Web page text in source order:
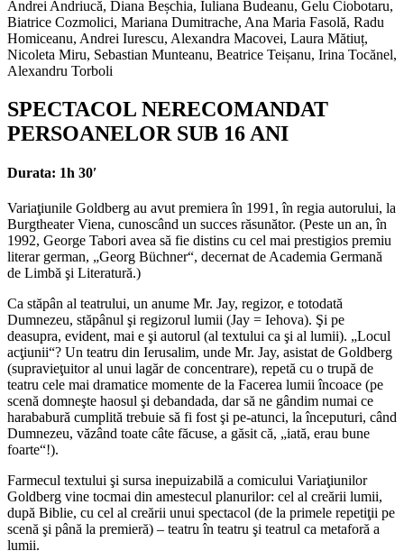
Andrei Andriucă, Diana Beșchia, Iuliana Budeanu, Gelu Ciobotaru,
Biatrice Cozmolici, Mariana Dumitrache, Ana Maria Fasolă, Radu
Homiceanu, Andrei Iurescu, Alexandra Macovei, Laura Mătiuț,
Nicoleta Miru, Sebastian Munteanu, Beatrice Teișanu, Irina Tocănel,
Alexandru Torboli
SPECTACOL NERECOMANDAT
PERSOANELOR SUB 16 ANI
Durata: 1h 30′
Variaţiunile Goldberg au avut premiera în 1991, în regia autorului, la
Burgtheater Viena, cunoscând un succes răsunător. (Peste un an, în
1992, George Tabori avea să fie distins cu cel mai prestigios premiu
literar german, „Georg Büchner“, decernat de Academia Germană
de Limbă şi Literatură.)
Ca stăpân al teatrului, un anume Mr. Jay, regizor, e totodată
Dumnezeu, stăpânul şi regizorul lumii (Jay = Iehova). Şi pe
deasupra, evident, mai e şi autorul (al textului ca şi al lumii). „Locul
acţiunii“? Un teatru din Ierusalim, unde Mr. Jay, asistat de Goldberg
(supravieţuitor al unui lagăr de concentrare), repetă cu o trupă de
teatru cele mai dramatice momente de la Facerea lumii încoace (pe
scenă domneşte haosul şi debandada, dar să ne gândim numai ce
harababură cumplită trebuie să fi fost şi pe-atunci, la începuturi, când
Dumnezeu, văzând toate câte făcuse, a găsit că, „iată, erau bune
foarte“!).
Farmecul textului şi sursa inepuizabilă a comicului Variaţiunilor
Goldberg vine tocmai din amestecul planurilor: cel al creării lumii,
după Biblie, cu cel al creării unui spectacol (de la primele repetiţii pe
scenă şi până la premieră) – teatru în teatru şi teatrul ca metaforă a
lumii.